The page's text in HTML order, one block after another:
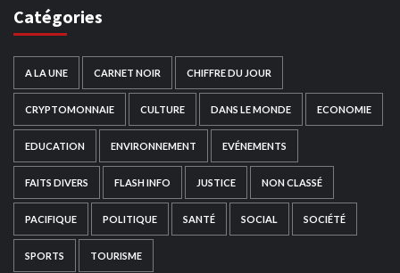
Catégories
A LA UNE CARNET NOIR CHIFFRE DU JOUR
CRYPTOMONNAIE CULTURE DANS LE MONDE ECONOMIE
EDUCATION ENVIRONNEMENT EVÉNEMENTS
FAITS DIVERS FLASH INFO JUSTICE NON CLASSÉ
PACIFIQUE POLITIQUE SANTÉ SOCIAL SOCIÉTÉ
SPORTS TOURISME